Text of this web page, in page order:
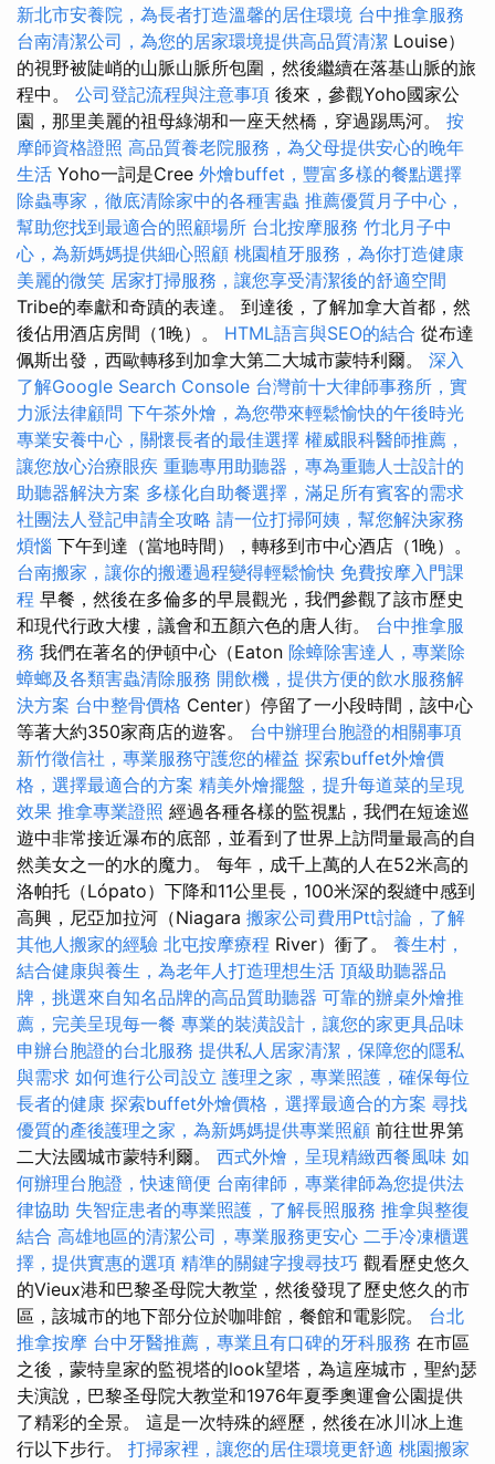
新北市安養院，為長者打造溫馨的居住環境 台中推拿服務
台南清潔公司，為您的居家環境提供高品質清潔 Louise）
的視野被陡峭的山脈山脈所包圍，然後繼續在落基山脈的旅
程中。 公司登記流程與注意事項 後來，參觀Yoho國家公
園，那里美麗的祖母綠湖和一座天然橋，穿過踢馬河。 按
摩師資格證照 高品質養老院服務，為父母提供安心的晚年
生活 Yoho一詞是Cree 外燴buffet，豐富多樣的餐點選擇
除蟲專家，徹底清除家中的各種害蟲 推薦優質月子中心，
幫助您找到最適合的照顧場所 台北按摩服務 竹北月子中
心，為新媽媽提供細心照顧 桃園植牙服務，為你打造健康
美麗的微笑 居家打掃服務，讓您享受清潔後的舒適空間
Tribe的奉獻和奇蹟的表達。 到達後，了解加拿大首都，然
後佔用酒店房間（1晚）。 HTML語言與SEO的結合 從布達
佩斯出發，西歐轉移到加拿大第二大城市蒙特利爾。 深入
了解Google Search Console 台灣前十大律師事務所，實
力派法律顧問 下午茶外燴，為您帶來輕鬆愉快的午後時光
專業安養中心，關懷長者的最佳選擇 權威眼科醫師推薦，
讓您放心治療眼疾 重聽專用助聽器，專為重聽人士設計的
助聽器解決方案 多樣化自助餐選擇，滿足所有賓客的需求
社團法人登記申請全攻略 請一位打掃阿姨，幫您解決家務
煩惱 下午到達（當地時間），轉移到市中心酒店（1晚）。
台南搬家，讓你的搬遷過程變得輕鬆愉快 免費按摩入門課
程 早餐，然後在多倫多的早晨觀光，我們參觀了該市歷史
和現代行政大樓，議會和五顏六色的唐人街。 台中推拿服
務 我們在著名的伊頓中心（Eaton 除蟑除害達人，專業除
蟑螂及各類害蟲清除服務 開飲機，提供方便的飲水服務解
決方案 台中整骨價格 Center）停留了一小段時間，該中心
等著大約350家商店的遊客。 台中辦理台胞證的相關事項
新竹徵信社，專業服務守護您的權益 探索buffet外燴價
格，選擇最適合的方案 精美外燴擺盤，提升每道菜的呈現
效果 推拿專業證照 經過各種各樣的監視點，我們在短途巡
遊中非常接近瀑布的底部，並看到了世界上訪問量最高的自
然美女之一的水的魔力。 每年，成千上萬的人在52米高的
洛帕托（Lópato）下降和11公里長，100米深的裂縫中感到
高興，尼亞加拉河（Niagara 搬家公司費用Ptt討論，了解
其他人搬家的經驗 北屯按摩療程 River）衝了。 養生村，
結合健康與養生，為老年人打造理想生活 頂級助聽器品
牌，挑選來自知名品牌的高品質助聽器 可靠的辦桌外燴推
薦，完美呈現每一餐 專業的裝潢設計，讓您的家更具品味
申辦台胞證的台北服務 提供私人居家清潔，保障您的隱私
與需求 如何進行公司設立 護理之家，專業照護，確保每位
長者的健康 探索buffet外燴價格，選擇最適合的方案 尋找
優質的產後護理之家，為新媽媽提供專業照顧 前往世界第
二大法國城市蒙特利爾。 西式外燴，呈現精緻西餐風味 如
何辦理台胞證，快速簡便 台南律師，專業律師為您提供法
律協助 失智症患者的專業照護，了解長照服務 推拿與整復
結合 高雄地區的清潔公司，專業服務更安心 二手冷凍櫃選
擇，提供實惠的選項 精準的關鍵字搜尋技巧 觀看歷史悠久
的Vieux港和巴黎圣母院大教堂，然後發現了歷史悠久的市
區，該城市的地下部分位於咖啡館，餐館和電影院。 台北
推拿按摩 台中牙醫推薦，專業且有口碑的牙科服務 在市區
之後，蒙特皇家的監視塔的look望塔，為這座城市，聖約瑟
夫演說，巴黎圣母院大教堂和1976年夏季奧運會公園提供
了精彩的全景。 這是一次特殊的經歷，然後在冰川冰上進
行以下步行。 打掃家裡，讓您的居住環境更舒適 桃園搬家